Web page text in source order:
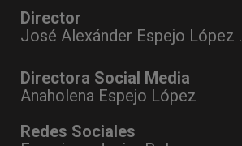
Director
José Alexánder Espejo López .
Directora Social Media
Anaholena Espejo López
Redes Sociales